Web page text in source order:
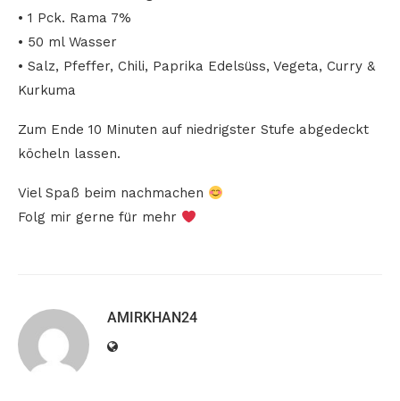
• 1 Pck. Rama 7%
• 50 ml Wasser
• Salz, Pfeffer, Chili, Paprika Edelsüss, Vegeta, Curry &
Kurkuma
Zum Ende 10 Minuten auf niedrigster Stufe abgedeckt
köcheln lassen.
Viel Spaß beim nachmachen
Folg mir gerne für mehr
AMIRKHAN24